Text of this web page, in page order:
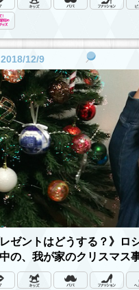
12/9
レゼントはどうする？》ロ
の、我が家のクリスマス